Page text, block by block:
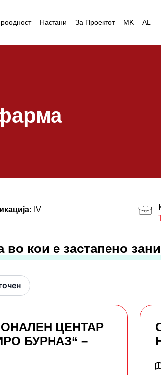
Настани За Проектот MK AL
IV
кои е застапено
ЦЕНТАР
БУРНАЗ“ –